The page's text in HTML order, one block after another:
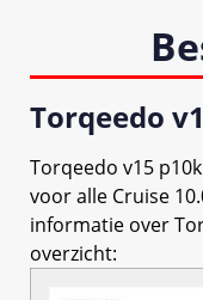
Torqeedo
Torqeedo v15
voor alle Cruise
informatie over
overzicht: